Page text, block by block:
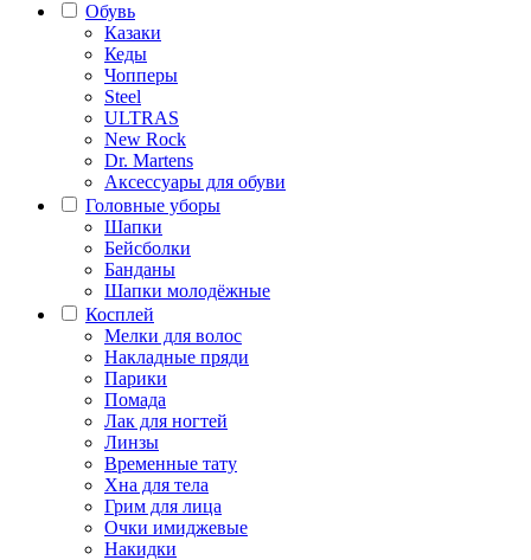
Обувь
Казаки
Кеды
Чопперы
Steel
ULTRAS
New Rock
Dr. Martens
Аксессуары для обуви
Головные уборы
Шапки
Бейсболки
Банданы
Шапки молодёжные
Косплей
Мелки для волос
Накладные пряди
Парики
Помада
Лак для ногтей
Линзы
Временные тату
Хна для тела
Грим для лица
Очки имиджевые
Накидки